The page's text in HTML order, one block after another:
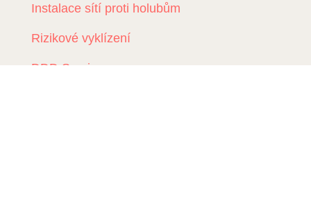
Instalace sítí proti holubům
Rizikové vyklízení
DDD Servis